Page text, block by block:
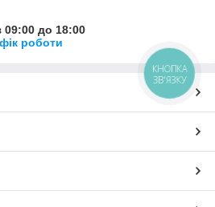
09:00 до 18:00
роботи
КНОПКА
ЗВ'ЯЗКУ